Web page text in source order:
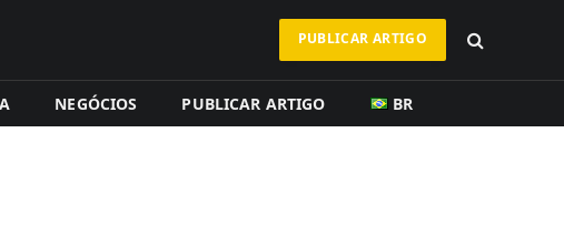
PUBLICAR ARTIGO
NEGÓCIOS PUBLICAR ARTIGO BR